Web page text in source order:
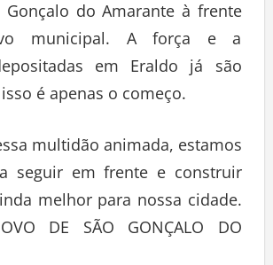
do Amarante à frente
municipal. A força e a
em Eraldo já são
é apenas o começo.
multidão animada, estamos
seguir em frente e construir
melhor para nossa cidade.
DE SÃO GONÇALO DO